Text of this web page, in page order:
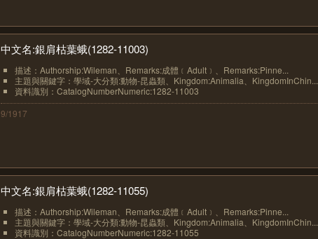
中文名:銀肩枯葉蛾(1282-11003)
描述：Authorship:Wileman、Remarks:成體﹝Adult﹞、Remarks:Pinne...
主題與關鍵字：學域-大分類:動物-昆蟲類、Kingdom:Animalia、KingdomInChin...
資料識別：CatalogNumberNumeric:1282-11003
9/1917
中文名:銀肩枯葉蛾(1282-11055)
描述：Authorship:Wileman、Remarks:成體﹝Adult﹞、Remarks:Pinne...
主題與關鍵字：學域-大分類:動物-昆蟲類、Kingdom:Animalia、KingdomInChin...
資料識別：CatalogNumberNumeric:1282-11055